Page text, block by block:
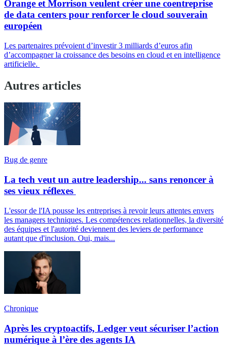
Orange et Morrison veulent créer une coentreprise
de data centers pour renforcer le cloud souverain
européen
Les partenaires prévoient d’investir 3 milliards d’euros afin
d’accompagner la croissance des besoins en cloud et en intelligence
artificielle.
Autres articles
Bug de genre
La tech veut un autre leadership... sans renoncer à
ses vieux réflexes
L'essor de l'IA pousse les entreprises à revoir leurs attentes envers
les managers techniques. Les compétences relationnelles, la diversité
des équipes et l'autorité deviennent des leviers de performance
autant que d'inclusion. Oui, mais...
Chronique
Après les cryptoactifs, Ledger veut sécuriser l’action
numérique à l’ère des agents IA